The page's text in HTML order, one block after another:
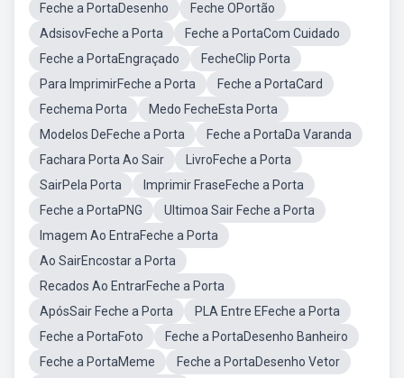
Feche a PortaDesenho
Feche OPortão
AdsisovFeche a Porta
Feche a PortaCom Cuidado
Feche a PortaEngraçado
FecheClip Porta
Para ImprimirFeche a Porta
Feche a PortaCard
Fechema Porta
Medo FecheEsta Porta
Modelos DeFeche a Porta
Feche a PortaDa Varanda
Fachara Porta Ao Sair
LivroFeche a Porta
SairPela Porta
Imprimir FraseFeche a Porta
Feche a PortaPNG
Ultimoa Sair Feche a Porta
Imagem Ao EntraFeche a Porta
Ao SairEncostar a Porta
Recados Ao EntrarFeche a Porta
ApósSair Feche a Porta
PLA Entre EFeche a Porta
Feche a PortaFoto
Feche a PortaDesenho Banheiro
Feche a PortaMeme
Feche a PortaDesenho Vetor